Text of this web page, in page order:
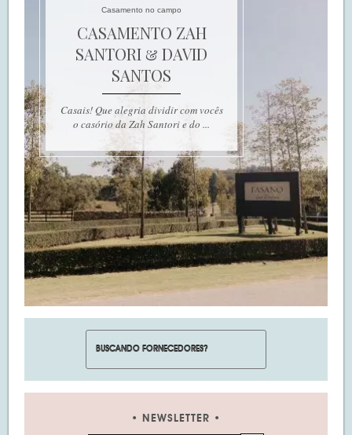
Casamento no campo
CASAMENTO ZAH
SANTORI & DAVID
SANTOS
Casais! Que alegria dividir com vocês
o casório da Zah Santori e do ...
NEWSLETTER